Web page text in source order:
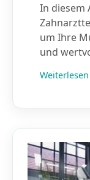
In diesem
um Ihre
und
Weiterlesen